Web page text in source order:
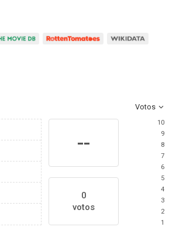
Votos
--
0
votos
10
9
8
7
6
5
4
3
2
1